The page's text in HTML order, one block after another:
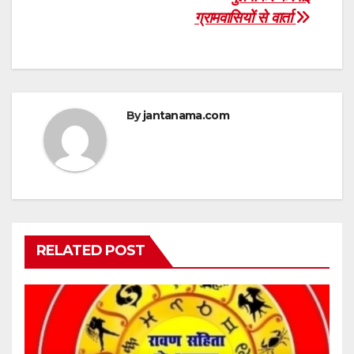
ग्रामवासियों से वार्ता
Byjantanama.com
RELATED POST